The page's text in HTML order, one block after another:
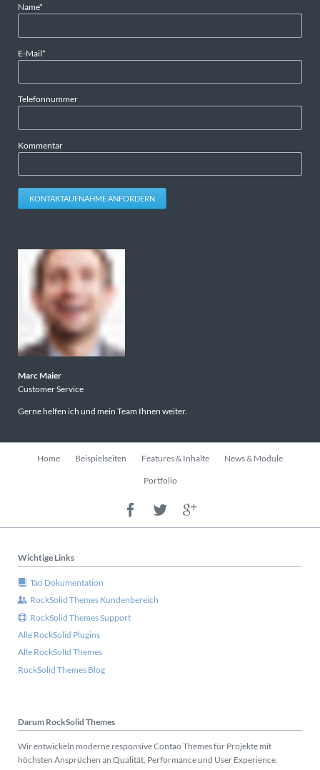
Pflichtfeld
Name*
Pflichtfeld
E-Mail*
Telefonnummer
Kommentar
KONTAKTAUFNAHME ANFORDERN
Marc Maier
Customer Service
Gerne helfen ich und mein Team Ihnen weiter.
Home Beispielseiten Features & Inhalte News & Module
Portfolio
Wichtige Links
Tao Dokumentation
RockSolid Themes Kundenbereich
RockSolid Themes Support
Alle RockSolid Plugins
Alle RockSolid Themes
RockSolid Themes Blog
Darum RockSolid Themes
Wir entwickeln moderne responsive Contao Themes für Projekte mit
höchsten Ansprüchen an Qualität, Performance und User Experience.